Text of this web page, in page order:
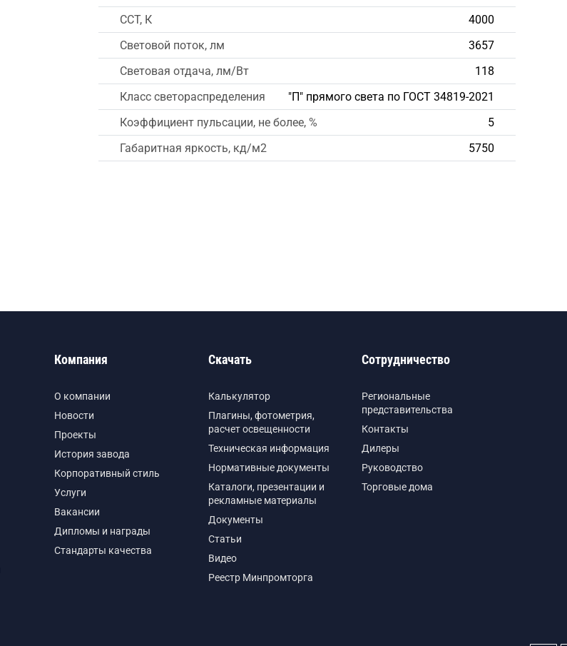
CCT, К
4000
Световой поток, лм
3657
Световая отдача, лм/Вт
118
Класс светораспределения
"П" прямого света по ГОСТ 34819-2021
Коэффициент пульсации, не более, %
5
Габаритная яркость, кд/м2
5750
Компания
О компании
Новости
Проекты
История завода
Корпоративный стиль
Услуги
Вакансии
Дипломы и награды
Стандарты качества
Скачать
Калькулятор
Плагины, фотометрия,
расчет освещенности
Техническая информация
Нормативные документы
Каталоги, презентации и
рекламные материалы
Документы
Статьи
Видео
Реестр Минпромторга
Сотрудничество
Региональные
представительства
Контакты
Дилеры
Руководство
Торговые дома